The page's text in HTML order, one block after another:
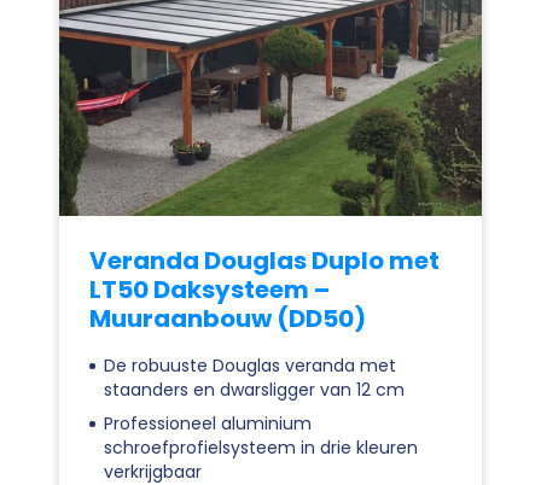
Veranda Douglas Duplo met
LT50 Daksysteem –
Muuraanbouw (DD50)
De robuuste Douglas veranda met
staanders en dwarsligger van 12 cm
Professioneel aluminium
schroefprofielsysteem in drie kleuren
verkrijgbaar